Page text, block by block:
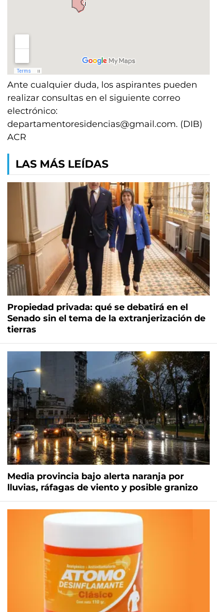
Ante cualquier duda, los aspirantes pueden
realizar consultas en el siguiente correo
electrónico:
departamentoresidencias@gmail.com. (DIB)
ACR
LAS MÁS LEÍDAS
Propiedad privada: qué se debatirá en el
Senado sin el tema de la extranjerización de
tierras
Media provincia bajo alerta naranja por
lluvias, ráfagas de viento y posible granizo